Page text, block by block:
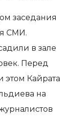
заседания
СМИ.
в зале
Перед
этом Кайрата
на